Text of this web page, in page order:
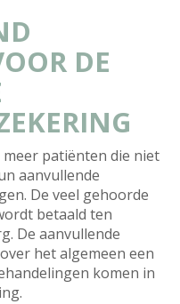
DE
patiënten die niet
aanvullende
De veel gehoorde
betaald ten
De aanvullende
het algemeen een
komen in